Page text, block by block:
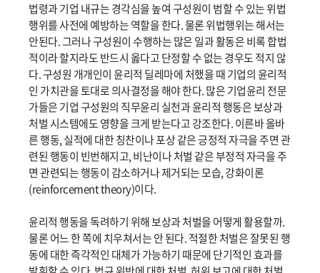
법령과 기업 내규는 경각심을 높여 구성원이 범할 수 있는 위법
행위를 사전에 예방하는 역할을 한다. 물론 위법행위는 해서는
안된다. 그러나 구성원이 수행하는 많은 일과 활동은 비록 합법
적이라 할지라도 반드시 옳다고 단정할 수 없는 경우도 적지 않
다. 구성원 개개인이 윤리적 딜레마에 처했을 때 기업의 윤리적
인 가치관을 토대로 의사결정을 해야 한다. 많은 기업윤리 전문
가들은 기업 구성원의 직무윤리 실천과 윤리적 행동은 보상과
처벌 시스템에도 영향을 크게 받는다고 강조한다. 이른바 올바
른 행동, 실적에 대한 칭찬이나 포상 같은 긍정적 자극을 주면 관
련된 행동이 빈번해지고, 비난이나 처벌 같은 부정적 자극을 주
면 관련되는 행동이 감소하거나 제거되는 모습, 강화이론
(reinforcement theory)이다.
윤리적 행동을 독려하기 위해 보상과 처벌을 어떻게 활용할까.
물론 어느 한 쪽에 치우쳐서는 안 된다. 적절한 처벌은 잘못된 행
동에 대한 즉각적인 대체가 가능하기 때문에 단기적인 효과를